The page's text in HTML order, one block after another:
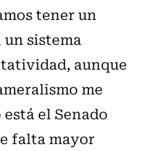
tener un
sistema
aunque
me
el Senado
falta mayor